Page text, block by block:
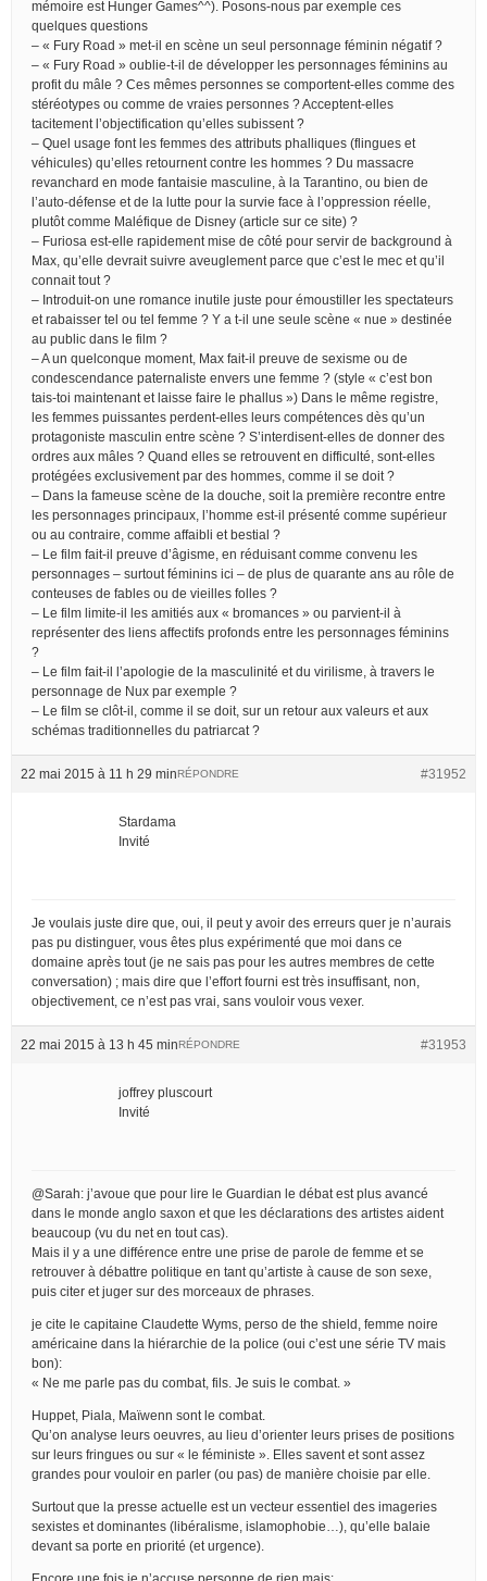
mémoire est Hunger Games^^). Posons-nous par exemple ces
quelques questions
– « Fury Road » met-il en scène un seul personnage féminin négatif ?
– « Fury Road » oublie-t-il de développer les personnages féminins au
profit du mâle ? Ces mêmes personnes se comportent-elles comme des
stéréotypes ou comme de vraies personnes ? Acceptent-elles
tacitement l’objectification qu’elles subissent ?
– Quel usage font les femmes des attributs phalliques (flingues et
véhicules) qu’elles retournent contre les hommes ? Du massacre
revanchard en mode fantaisie masculine, à la Tarantino, ou bien de
l’auto-défense et de la lutte pour la survie face à l’oppression réelle,
plutôt comme Maléfique de Disney (article sur ce site) ?
– Furiosa est-elle rapidement mise de côté pour servir de background à
Max, qu’elle devrait suivre aveuglement parce que c’est le mec et qu’il
connait tout ?
– Introduit-on une romance inutile juste pour émoustiller les spectateurs
et rabaisser tel ou tel femme ? Y a t-il une seule scène « nue » destinée
au public dans le film ?
– A un quelconque moment, Max fait-il preuve de sexisme ou de
condescendance paternaliste envers une femme ? (style « c’est bon
tais-toi maintenant et laisse faire le phallus ») Dans le même registre,
les femmes puissantes perdent-elles leurs compétences dès qu’un
protagoniste masculin entre scène ? S’interdisent-elles de donner des
ordres aux mâles ? Quand elles se retrouvent en difficulté, sont-elles
protégées exclusivement par des hommes, comme il se doit ?
– Dans la fameuse scène de la douche, soit la première recontre entre
les personnages principaux, l’homme est-il présenté comme supérieur
ou au contraire, comme affaibli et bestial ?
– Le film fait-il preuve d’âgisme, en réduisant comme convenu les
personnages – surtout féminins ici – de plus de quarante ans au rôle de
conteuses de fables ou de vieilles folles ?
– Le film limite-il les amitiés aux « bromances » ou parvient-il à
représenter des liens affectifs profonds entre les personnages féminins
?
– Le film fait-il l’apologie de la masculinité et du virilisme, à travers le
personnage de Nux par exemple ?
– Le film se clôt-il, comme il se doit, sur un retour aux valeurs et aux
schémas traditionnelles du patriarcat ?
22 mai 2015 à 11 h 29 min #31952
RÉPONDRE
Stardama
Invité
Je voulais juste dire que, oui, il peut y avoir des erreurs quer je n’aurais
pas pu distinguer, vous êtes plus expérimenté que moi dans ce
domaine après tout (je ne sais pas pour les autres membres de cette
conversation) ; mais dire que l’effort fourni est très insuffisant, non,
objectivement, ce n’est pas vrai, sans vouloir vous vexer.
22 mai 2015 à 13 h 45 min #31953
RÉPONDRE
joffrey pluscourt
Invité
@Sarah: j’avoue que pour lire le Guardian le débat est plus avancé
dans le monde anglo saxon et que les déclarations des artistes aident
beaucoup (vu du net en tout cas).
Mais il y a une différence entre une prise de parole de femme et se
retrouver à débattre politique en tant qu’artiste à cause de son sexe,
puis citer et juger sur des morceaux de phrases.
je cite le capitaine Claudette Wyms, perso de the shield, femme noire
américaine dans la hiérarchie de la police (oui c’est une série TV mais
bon):
« Ne me parle pas du combat, fils. Je suis le combat. »
Huppet, Piala, Maïwenn sont le combat.
Qu’on analyse leurs oeuvres, au lieu d’orienter leurs prises de positions
sur leurs fringues ou sur « le féministe ». Elles savent et sont assez
grandes pour vouloir en parler (ou pas) de manière choisie par elle.
Surtout que la presse actuelle est un vecteur essentiel des imageries
sexistes et dominantes (libéralisme, islamophobie…), qu’elle balaie
devant sa porte en priorité (et urgence).